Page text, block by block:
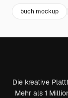
buch mockup
Die kreative
Mehr als 1